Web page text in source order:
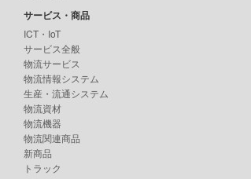
サービス・商品
ICT・IoT
サービス全般
物流サービス
物流情報システム
生産・流通システム
物流資材
物流機器
物流関連商品
新商品
トラック